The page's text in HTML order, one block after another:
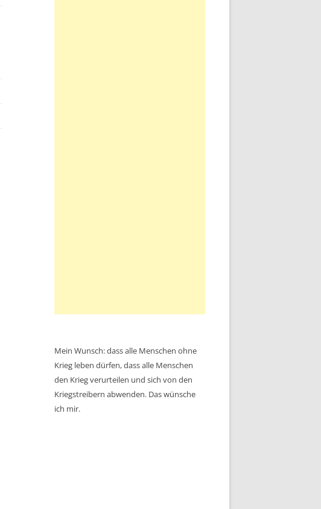
Mein Wunsch: dass alle Menschen ohne
Krieg leben dürfen, dass alle Menschen
den Krieg verurteilen und sich von den
Kriegstreibern abwenden. Das wünsche
ich mir.